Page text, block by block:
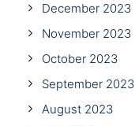
December 2023
November 2023
October 2023
September 2023
August 2023